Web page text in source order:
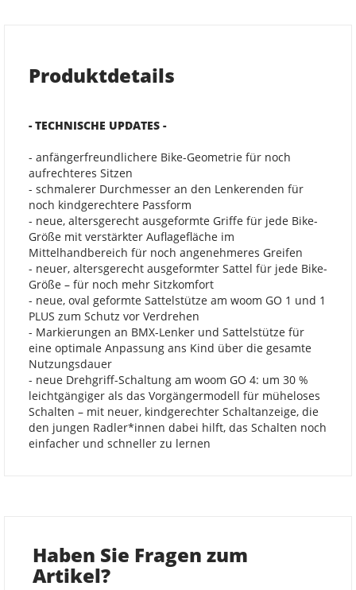
Produktdetails
- TECHNISCHE UPDATES -
- anfängerfreundlichere Bike-Geometrie für noch
aufrechteres Sitzen
- schmalerer Durchmesser an den Lenkerenden für
noch kindgerechtere Passform
- neue, altersgerecht ausgeformte Griffe für jede Bike-
Größe mit verstärkter Auflagefläche im
Mittelhandbereich für noch angenehmeres Greifen
- neuer, altersgerecht ausgeformter Sattel für jede Bike-
Größe – für noch mehr Sitzkomfort
- neue, oval geformte Sattelstütze am woom GO 1 und 1
PLUS zum Schutz vor Verdrehen
- Markierungen an BMX-Lenker und Sattelstütze für
eine optimale Anpassung ans Kind über die gesamte
Nutzungsdauer
- neue Drehgriff-Schaltung am woom GO 4: um 30 %
leichtgängiger als das Vorgängermodell für müheloses
Schalten – mit neuer, kindgerechter Schaltanzeige, die
den jungen Radler*innen dabei hilft, das Schalten noch
einfacher und schneller zu lernen
Haben Sie Fragen zum
Artikel?